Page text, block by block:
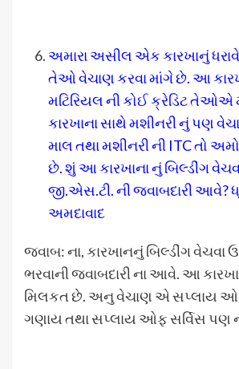
અમારા અસીલ એક કારખાનું
તેઓ વેચાણ કરવા માંગે છે. આ
મટિરિયલ ની કોઈ ક્રેડિટ
કારખાના સાથે મશીનરી નું પણ
માલ તથા મશીનરી ની ITC તો અમો
છે. શું આ કારખાના નું બિલ્ડીંગ
જી.એસ.ટી. ની જવાબદારી આવે?
અમદાવાદ
જવાબ: ના, કારખાનનું બિલ્ડીંગ વેચવા
ભરવાની જવાબદારી ના આવે. આ
મિલકત છે. અનુ વેચાણ એ સપ્લાય
ગણાય તથા સપ્લાય ઓફ સર્વિસ પણ